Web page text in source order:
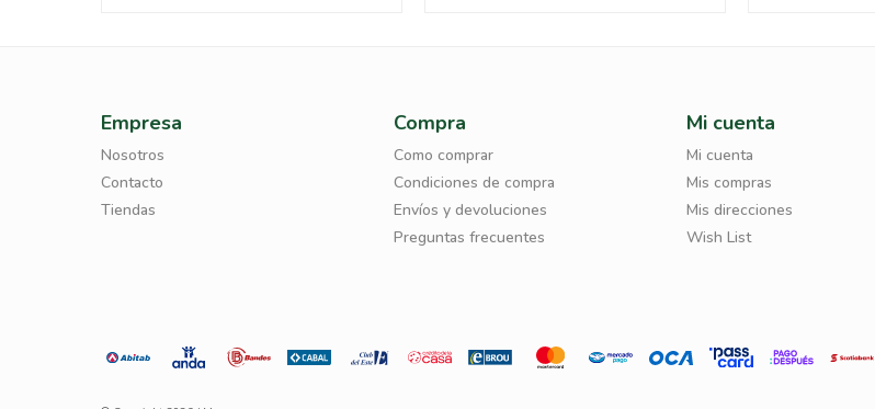
Empresa
Nosotros
Contacto
Tiendas
Compra
Como comprar
Condiciones de compra
Envíos y devoluciones
Preguntas frecuentes
Mi cuenta
Mi cuenta
Mis compras
Mis direcciones
Wish List